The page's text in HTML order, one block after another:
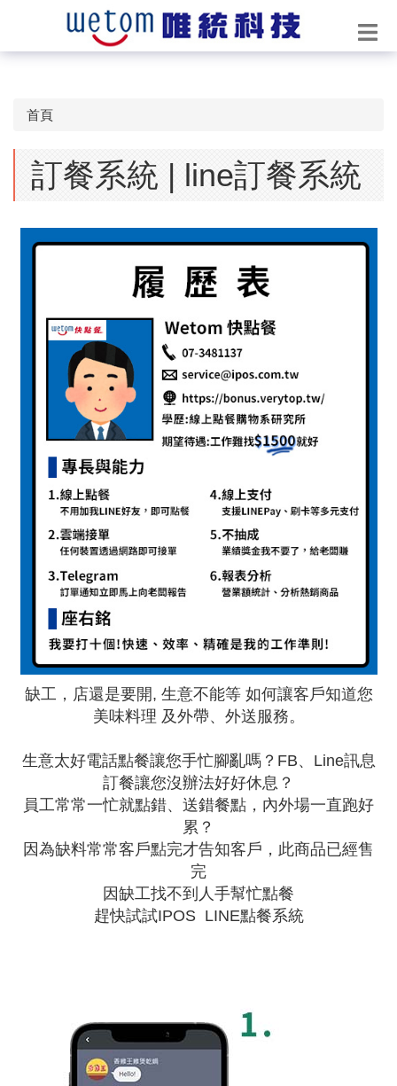
首頁
訂餐系統 | line訂餐系統
缺工，店還是要開, 生意不能等 如何讓客戶知道您
美味料理 及外帶、外送服務。
生意太好電話點餐讓您手忙腳亂嗎？FB、Line訊息
訂餐讓您沒辦法好好休息？
員工常常一忙就點錯、送錯餐點，內外場一直跑好
累？
因為缺料常常客戶點完才告知客戶，此商品已經售
完
因缺工找不到人手幫忙點餐
趕快試試IPOS LINE點餐系統